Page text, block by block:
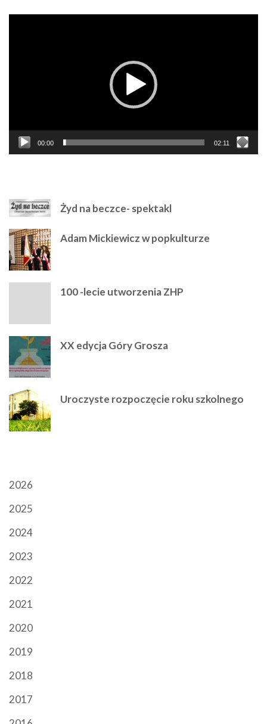
00:00 02:11
Żyd na beczce- spektakl
Adam Mickiewicz w popkulturze
100 -lecie utworzenia ZHP
XX edycja Góry Grosza
Uroczyste rozpoczęcie roku szkolnego
2026
2025
2024
2023
2022
2021
2020
2019
2018
2017